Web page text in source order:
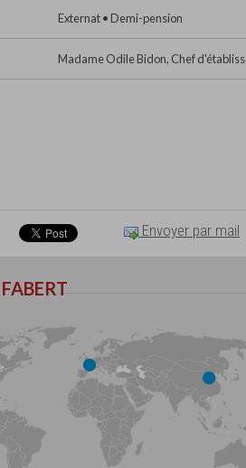
Externat • Demi-pension
Madame Odile Bidon, Chef
Envoyer par mail
FABERT